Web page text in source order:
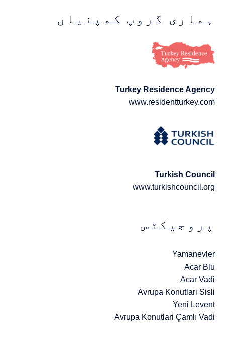
ہماری گروپ کمپنیاں
Turkey Residence Agency
www.residentturkey.com
Turkish Council
www.turkishcouncil.org
پروجیکٹس
Yamanevler
Acar Blu
Acar Vadi
Avrupa Konutlari Sisli
Yeni Levent
Avrupa Konutlari Çamlı Vadi